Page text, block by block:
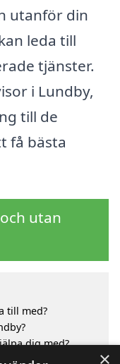
utanför din
leda till
tjänster.
i Lundby,
till de
få bästa
utan
till med?
dig med?
×